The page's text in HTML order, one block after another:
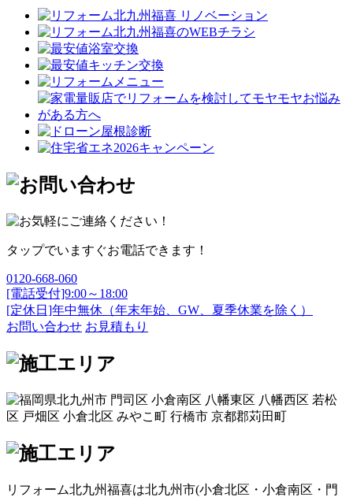
タップでいますぐお電話できます！
0120-668-060
[電話受付]9:00～18:00
[定休日]年中無休（年末年始、GW、夏季休業を除く）
お問い合わせ お見積もり
リフォーム北九州福喜は北九州市(小倉北区 ・ 小倉南区 ・ 門